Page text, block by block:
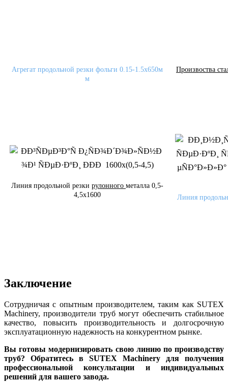
Агрегат продольной резки фольги 0.15-1.5x650м
м
Произвоства
Линия продольной резки рулонного металла 0,5-
4,5x1600
Линия
Заключение
Сотрудничая с опытным производителем, таким как SUTEX
Machinery, производители труб могут обеспечить стабильное
качество, повысить производительность и долгосрочную
эксплуатационную надежность на конкурентном рынке.
Вы готовы модернизировать свою линию по производству
труб? Обратитесь в SUTEX Machinery для получения
профессиональной консультации и индивидуальных
решений для вашего завода.